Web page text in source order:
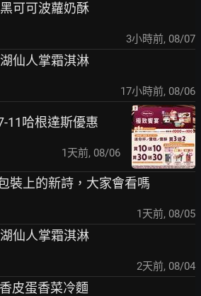
可可波蘿奶酥
3小時前, 08/07
仙人掌霜淇淋
17小時前, 08/06
11哈根達斯優惠
1天前, 08/06
裝上的新詩，大家會看嗎
1天前, 08/05
仙人掌霜淇淋
2天前, 08/04
皮蛋香菜冷麵